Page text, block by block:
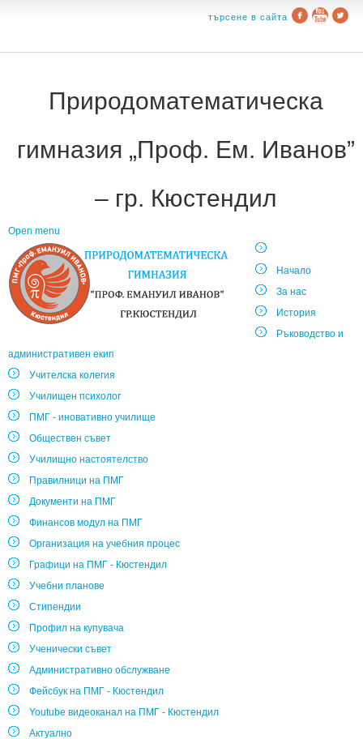
търсене в сайта
Природоматематическа
гимназия „Проф. Ем. Иванов”
– гр. Кюстендил
Open menu
Начало
За нас
История
Ръководство и
административен екип
Учителска колегия
Училищен психолог
ПМГ - иновативно училище
Обществен съвет
Училищно настоятелство
Правилници на ПМГ
Документи на ПМГ
Финансов модул на ПМГ
Организация на учебния процес
Графици на ПМГ - Кюстендил
Учебни планове
Стипендии
Профил на купувача
Ученически съвет
Административно обслужване
Фейсбук на ПМГ - Кюстендил
Youtube видеоканал на ПМГ - Кюстендил
Актуално